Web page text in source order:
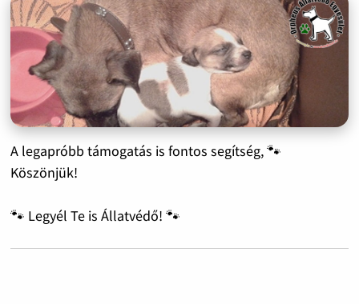
A legapróbb támogatás is fontos segítség, 🐾
Köszönjük!
🐾 Legyél Te is Állatvédő! 🐾